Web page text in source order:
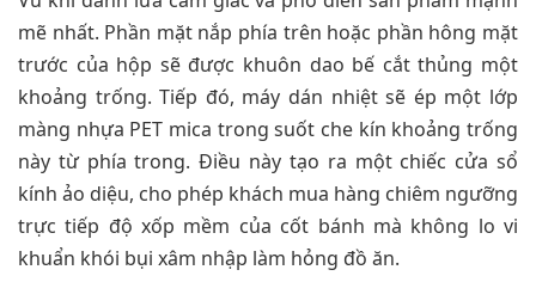
mẽ nhất. Phần mặt nắp phía trên hoặc phần hông mặt
trước của hộp sẽ được khuôn dao bế cắt thủng một
khoảng trống. Tiếp đó, máy dán nhiệt sẽ ép một lớp
màng nhựa PET mica trong suốt che kín khoảng trống
này từ phía trong. Điều này tạo ra một chiếc cửa sổ
kính ảo diệu, cho phép khách mua hàng chiêm ngưỡng
trực tiếp độ xốp mềm của cốt bánh mà không lo vi
khuẩn khói bụi xâm nhập làm hỏng đồ ăn.